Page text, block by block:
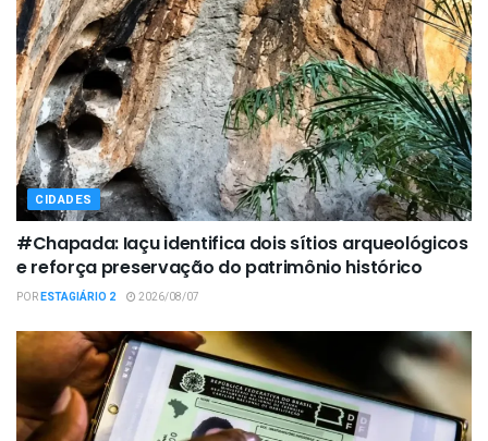
CIDADES
#Chapada: Iaçu identifica dois sítios arqueológicos
e reforça preservação do patrimônio histórico
PORESTAGIÁRIO 2 2026/08/07